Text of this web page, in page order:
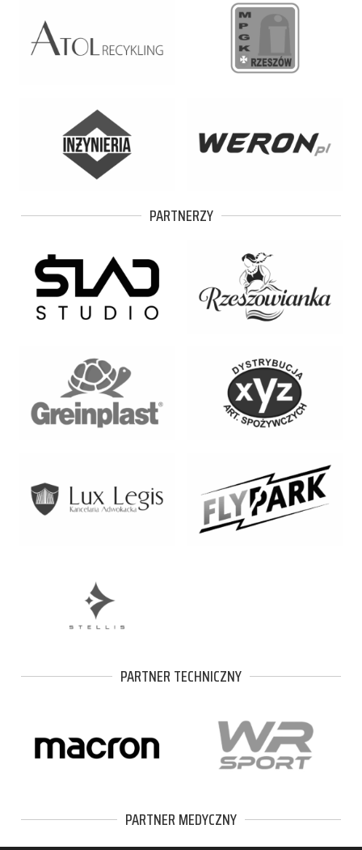
PARTNERZY
PARTNER TECHNICZNY
PARTNER MEDYCZNY